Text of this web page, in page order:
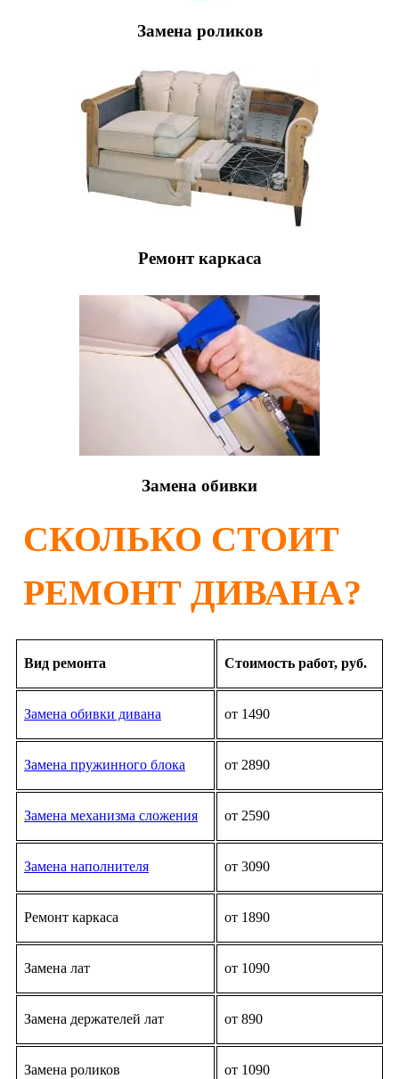
Замена роликов
Ремонт каркаса
Замена обивки
СКОЛЬКО СТОИТ
РЕМОНТ ДИВАНА?
Вид ремонта Стоимость работ, руб.
Замена обивки дивана от 1490
Замена пружинного блока от 2890
Замена механизма сложения от 2590
Замена наполнителя от 3090
Ремонт каркаса от 1890
Замена лат от 1090
Замена держателей лат от 890
Замена роликов от 1090